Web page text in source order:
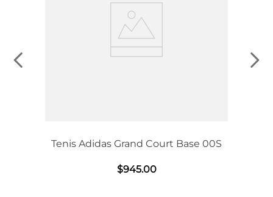
Tenis Adidas Grand Court Base 00S
$945.00